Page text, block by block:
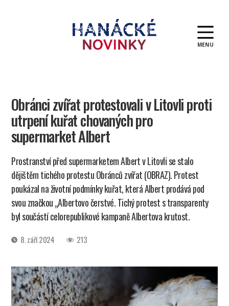
MENU
Obránci zvířat protestovali v Litovli proti
utrpení kuřat chovaných pro
supermarket Albert
Prostranství před supermarketem Albert v Litovli se stalo
dějištěm tichého protestu Obránců zvířat (OBRAZ). Protest
poukázal na životní podmínky kuřat, která Albert prodává pod
svou značkou „Albertovo čerstvé. Tichý protest s transparenty
byl součástí celorepublikové kampaně Albertova krutost.
Datum8. září 2024 213